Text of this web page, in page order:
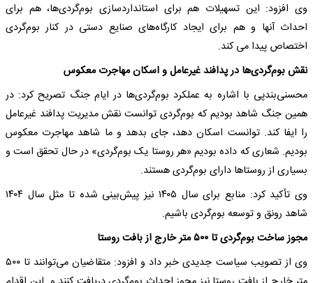
وی افزود: این تسهیلات هم برای استانداردسازی بوم‌گردی‌ها، هم برای
احداث آنها و هم برای ایجاد کارگاه‌های صنایع دستی در کنار بوم‌گردی
اختصاص پیدا می کند.
نقش بوم‌گردی‌ها در پدافند غیرعامل و اسکان مهاجرت معکوس
محسنی‌بندپی با اشاره به عملکرد بوم‌گردی‌ها در ایام جنگ تصریح کرد: در
همین جنگ شاهد بودیم که بوم‌گردی توانست نقش مدیریت پدافند غیرعامل
را ایفا کند. توانست اسکان دهد، جای بدهد و ما شاهد مهاجرت معکوس
بودیم. شعاری که داده بودیم «هر روستا یک بوم‌گردی» در حال تحقق است و
بسیاری از روستاها دارای بوم‌گردی هستند.
وی تأکید کرد: منابع برای سال ۱۴۰۵ نیز پیش‌بینی شده تا مثل سال ۱۴۰۴
شاهد رونق و توسعه بوم‌گردی باشیم.
مجوز ساخت بوم‌گردی تا ۵۰۰ متر خارج از بافت روستا
وی از تصویب سیاست جدیدی خبر داد و افزود: متقاضیان می‌توانند تا ۵۰۰